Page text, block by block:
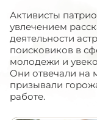
Активисты
увлечением
деятельности
поисковиков в
молодежи и
Они отвечали на
призывали
работе.